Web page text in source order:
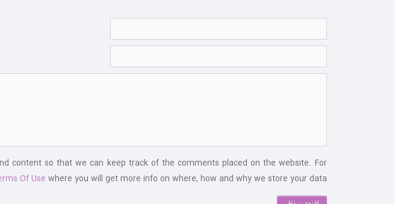
content so that we can keep track of the comments placed on the website. For
Of Use where you will get more info on where, how and why we store your data.